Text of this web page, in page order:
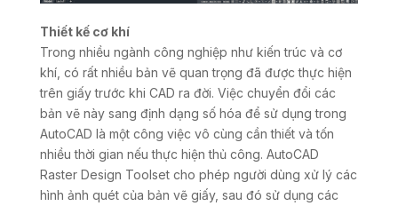
Thiết kế cơ khí
Trong nhiều ngành công nghiệp như kiến trúc và cơ
khí, có rất nhiều bản vẽ quan trọng đã được thực hiện
trên giấy trước khi CAD ra đời. Việc chuyển đổi các
bản vẽ này sang định dạng số hóa để sử dụng trong
AutoCAD là một công việc vô cùng cần thiết và tốn
nhiều thời gian nếu thực hiện thủ công. AutoCAD
Raster Design Toolset cho phép người dùng xử lý các
hình ảnh quét của bản vẽ giấy, sau đó sử dụng các